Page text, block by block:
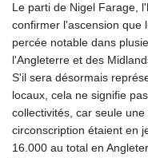
Le parti de Nigel Farage,
confirmer l'ascension que
percée notable dans
l'Angleterre et des
S'il sera désormais
locaux, cela ne signifie
collectivités, car seule
circonscription étaient en
16.000 au total en